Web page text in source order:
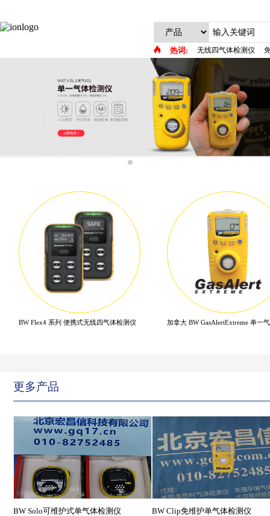
热词: 无线四气体检测仪
BW Flex4 系列 便携式无线四气体检测仪
更多产品
BW Solo可维护式单气体检测仪 BW Clip免维护单气体检测仪